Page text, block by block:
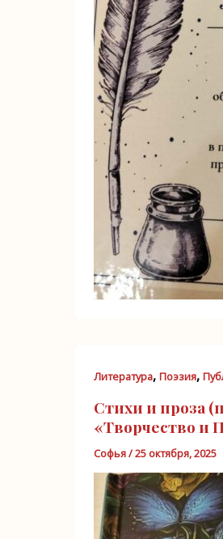
Литература, Поэзия,
Стихи и проза
«Творчество и
Софья/25 октября, 2025